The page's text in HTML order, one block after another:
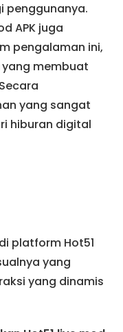
penggunanya.
APK juga
pengalaman ini,
membuat
yang sangat
hiburan digital
platform Hot51
yang
yang dinamis